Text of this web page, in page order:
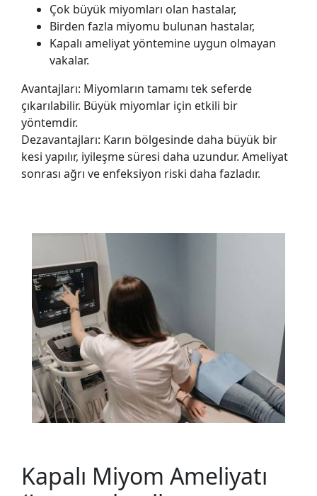
Çok büyük miyomları olan hastalar,
Birden fazla miyomu bulunan hastalar,
Kapalı ameliyat yöntemine uygun olmayan
vakalar.
Avantajları: Miyomların tamamı tek seferde
çıkarılabilir. Büyük miyomlar için etkili bir
yöntemdir.
Dezavantajları: Karın bölgesinde daha büyük bir
kesi yapılır, iyileşme süresi daha uzundur. Ameliyat
sonrası ağrı ve enfeksiyon riski daha fazladır.
Kapalı Miyom Ameliyatı